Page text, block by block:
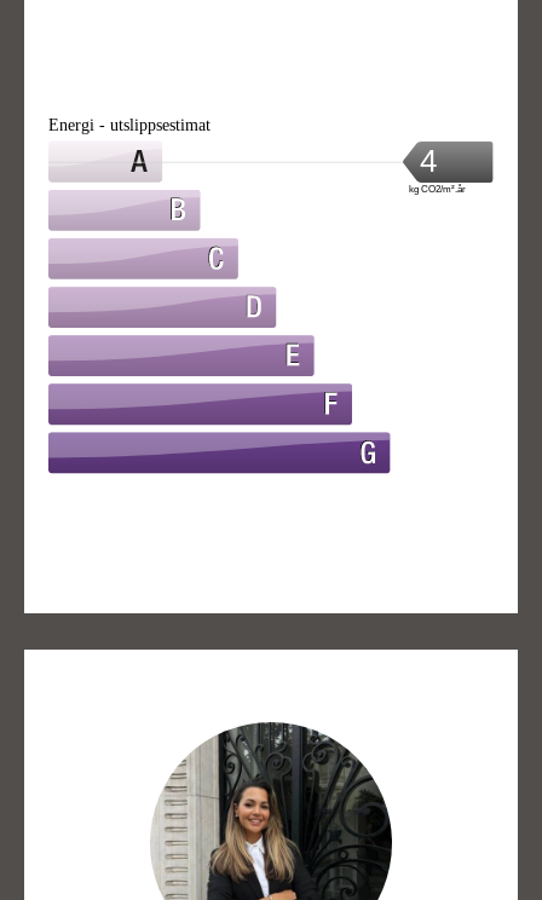
Energi - utslippsestimat
4
kg CO2/m².år